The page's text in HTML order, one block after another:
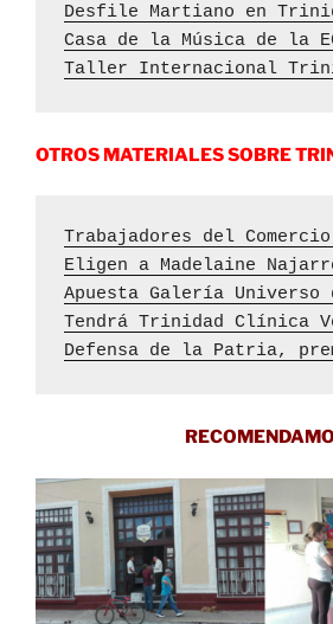
Desfile Martiano en
Casa de la Música de la
Taller Internacional
OTROS MATERIALES SOBRE
Trabajadores del
Eligen a Madelaine
Apuesta Galería
Tendrá Trinidad Clínica
Defensa de la Patria,